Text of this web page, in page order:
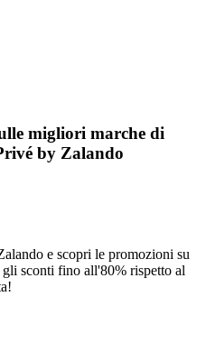
migliori marche di
by Zalando
e scopri le promozioni su
sconti fino all'80% rispetto al